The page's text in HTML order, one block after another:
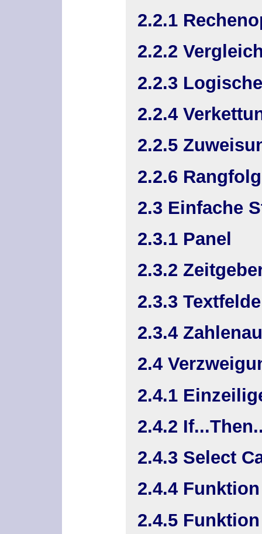
2.2.1
2.2.2
2.2.3
2.2.4
2.2.5
2.2.6
2.3 Einfache
2.3.1 Panel
2.3.2
2.3.3
2.3.4
2.4
2.4.1
2.4.2
2.4.3 Select
2.4.4
2.4.5